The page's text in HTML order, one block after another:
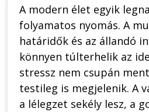
A modern élet egyik
folyamatos nyomás. A
határidők és az állandó
könnyen túlterhelik az
stressz nem csupán
testileg is megjelenik. A
a lélegzet sekély lesz, a